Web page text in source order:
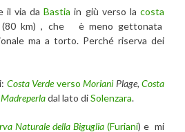
il via daBastia in giù verso lacosta
(80 km) , che è meno gettonata
ma a torto. Perché riserva dei
Costa Verdeverso Moriani Plage,Costa
dal lato diSolenzara.
Naturale della Biguglia (Furiani) e mi